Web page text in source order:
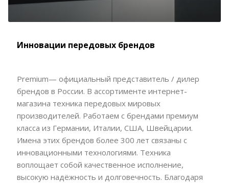
Инновации передовых брендов
Premium— официальный представитель / дилер
брендов в России. В ассортименте интернет-
магазина техника передовых мировых
производителей. Работаем с брендами премиум
класса из Германии, Италии, США, Швейцарии.
Имена этих брендов более 300 лет связаны с
инновационными технологиями. Техника
воплощает собой качественное исполнение,
высокую надёжность и долговечность. Благодаря